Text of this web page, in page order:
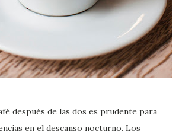
después de las dos es prudente para
en el descanso nocturno. Los